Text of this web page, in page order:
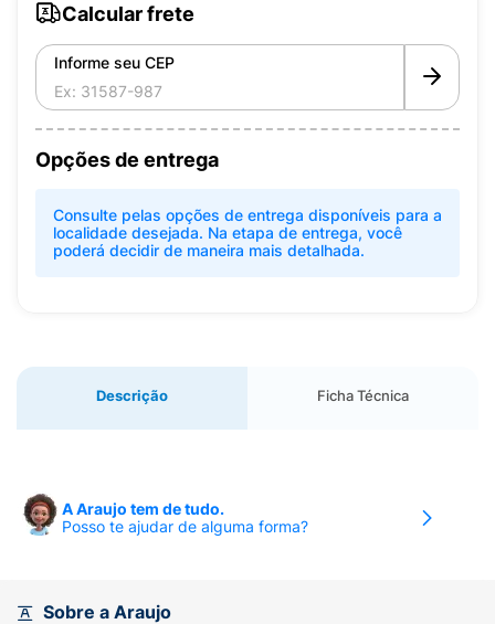
Calcular frete
Informe seu CEP
Opções de entrega
Consulte pelas opções de entrega disponíveis para a
localidade desejada. Na etapa de entrega, você
poderá decidir de maneira mais detalhada.
Descrição Ficha Técnica
A Araujo tem de tudo.
Posso te ajudar de alguma forma?
Sobre a Araujo